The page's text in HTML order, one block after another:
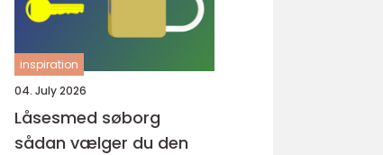
inspiration
04. July 2026
Låsesmed søborg
sådan vælger du den